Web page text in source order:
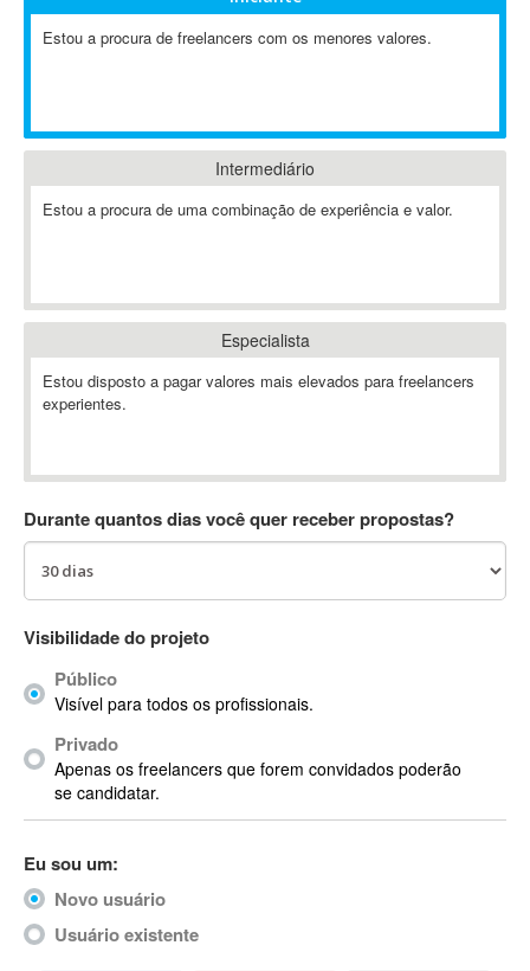
A-GPS
ABAP
Abaqus
ABBYY FineReader
Ableton
Ableton Push
Abstract
AC3
ACID Pro
ACPI
Acrobat
Acrobat X
Acronis
ACT
Actimize
ActionScript
ActionScript 3
Estou a procura de freelancers com os menores valores.
Intermediário
Estou a procura de uma combinação de experiência e valor.
Especialista
Estou disposto a pagar valores mais elevados para freelancers
experientes.
Durante quantos dias você quer receber propostas?
Visibilidade do projeto
Público
Visível para todos os profissionais.
Privado
Apenas os freelancers que forem convidados poderão
se candidatar.
Eu sou um:
Novo usuário
Usuário existente